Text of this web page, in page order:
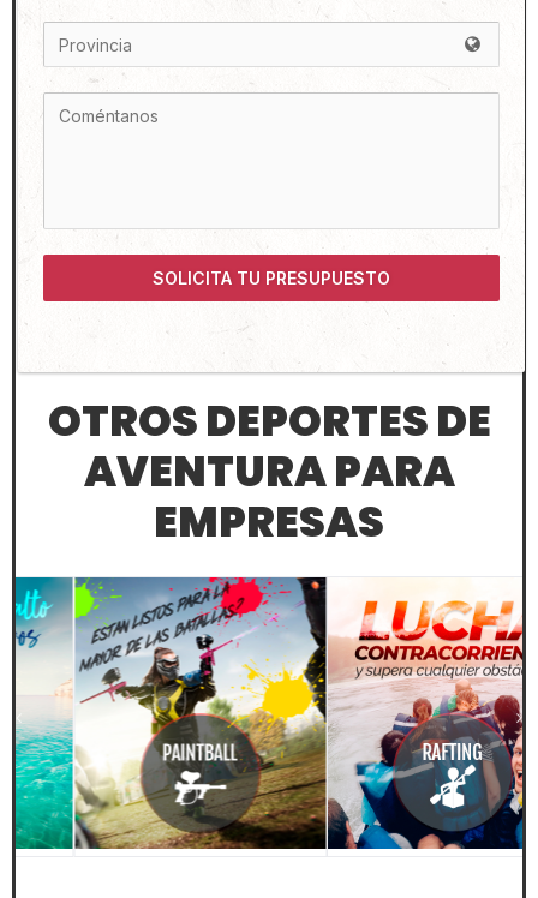
SOLICITA TU PRESUPUESTO
OTROS DEPORTES DE
AVENTURA PARA
EMPRESAS